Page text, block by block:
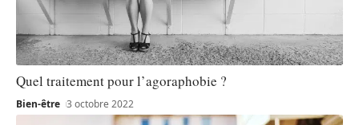
Quel traitement pour l’agoraphobie ?
Bien-être 3 octobre 2022